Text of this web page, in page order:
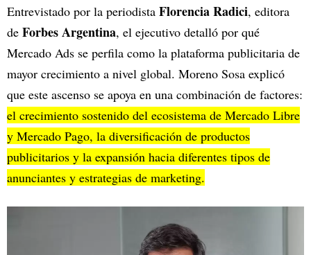
Entrevistado por la periodista Florencia Radici, editora
de Forbes Argentina, el ejecutivo detalló por qué
Mercado Ads se perfila como la plataforma publicitaria de
mayor crecimiento a nivel global. Moreno Sosa explicó
que este ascenso se apoya en una combinación de factores:
el crecimiento sostenido del ecosistema de Mercado Libre
y Mercado Pago, la diversificación de productos
publicitarios y la expansión hacia diferentes tipos de
anunciantes y estrategias de marketing.